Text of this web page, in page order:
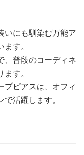
いにも馴染む万能ア
す。
、普段のコーディネ
す。
プピアスは、オフィ
活躍します。